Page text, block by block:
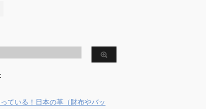
ている！日本の革（財布やバッ